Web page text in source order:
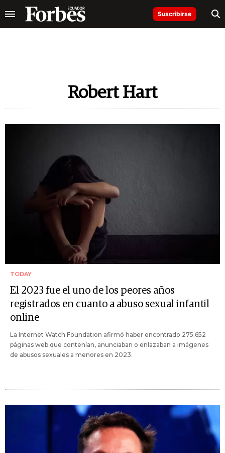
Suscribirse
Robert Hart
TODAY
El 2023 fue el uno de los peores años
registrados en cuanto a abuso sexual infantil
online
La Internet Watch Foundation afirmó haber encontrado 275.652
páginas web que contenían, anunciaban o enlazaban a imágenes
de abusos sexuales a menores en 2023.